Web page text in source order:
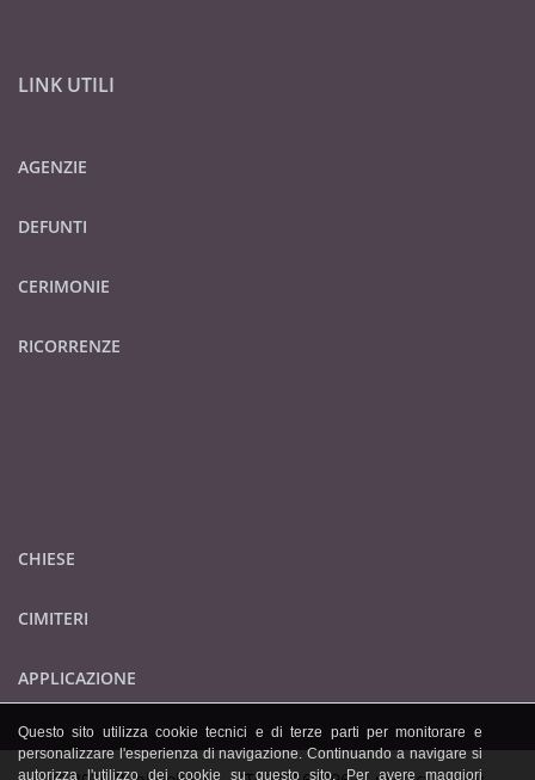
LINK UTILI
AGENZIE
DEFUNTI
CERIMONIE
RICORRENZE
CHIESE
CIMITERI
APPLICAZIONE
Questo sito utilizza cookie tecnici e di terze parti per monitorare e
personalizzare l'esperienza di navigazione. Continuando a navigare si
autorizza l'utilizzo dei cookie su questo sito. Per avere maggiori